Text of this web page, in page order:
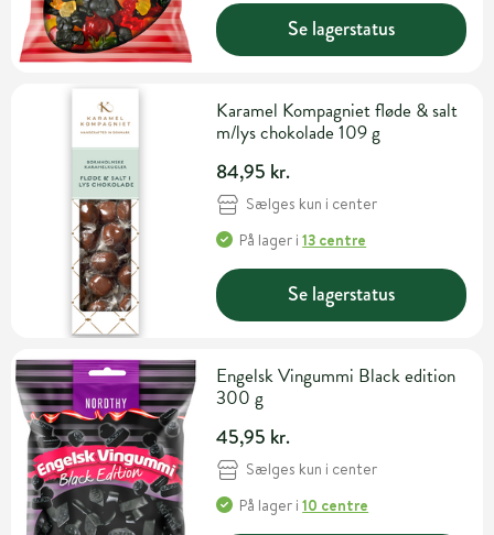
Se lagerstatus
Karamel Kompagniet fløde & salt
m/lys chokolade 109 g
84,95 kr.
Sælges kun i center
På lager i13 centre
Se lagerstatus
Engelsk Vingummi Black edition
300 g
45,95 kr.
Sælges kun i center
På lager i10 centre